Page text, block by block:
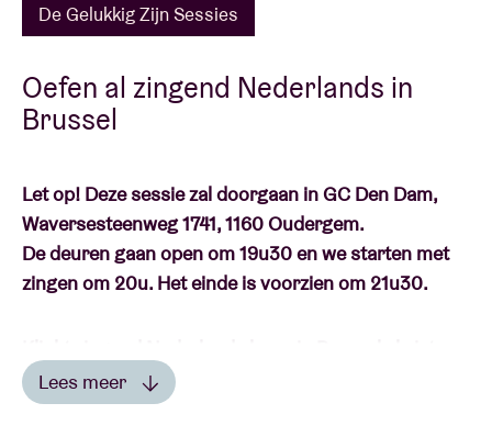
De Gelukkig Zijn Sessies
Oefen al zingend Nederlands in
Brussel
Let op! Deze sessie zal doorgaan in GC Den Dam,
Waversesteenweg 1741, 1160 Oudergem.
De deuren gaan open om 19u30 en we starten met
zingen om 20u. Het einde is voorzien om 21u30.
voor jou? Dan hebben we goed nieuws want de
Gelukkig Zijn Sessies zijn terug!
Lees meer